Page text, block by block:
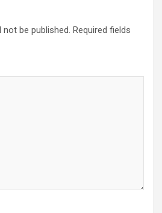
be published. Required fields